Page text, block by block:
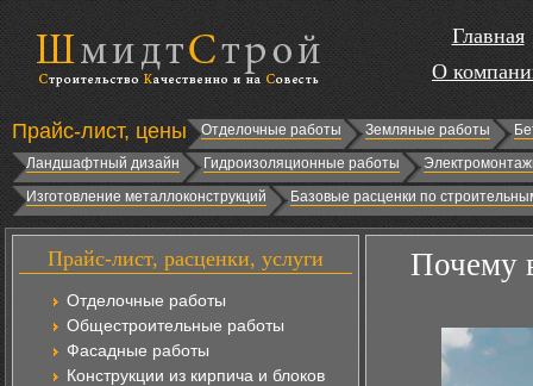
Главная
О
Прайс-лист, цены Отделочные работы Земляные работы
Ландшафтный дизайн
Гидроизоляционные работы
Изготовление металлоконструкций
Базовые расценки по
Прайс-лист, расценки, услуги
Отделочные работы
Общестроительные работы
Фасадные работы
Конструкции из кирпича и блоков
Почему